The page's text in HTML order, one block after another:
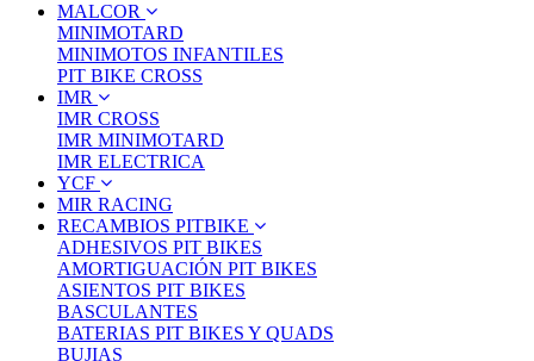
MALCOR
MINIMOTARD
MINIMOTOS INFANTILES
PIT BIKE CROSS
IMR
IMR CROSS
IMR MINIMOTARD
IMR ELECTRICA
YCF
MIR RACING
RECAMBIOS PITBIKE
ADHESIVOS PIT BIKES
AMORTIGUACIÓN PIT BIKES
ASIENTOS PIT BIKES
BASCULANTES
BATERIAS PIT BIKES Y QUADS
BUJIAS